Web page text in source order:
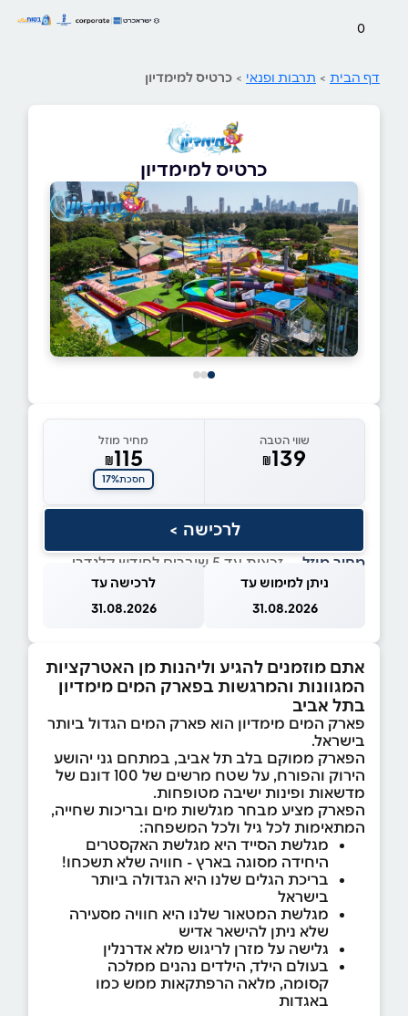
0
דף הבית > תרבות ופנאי > כרטיס למימדיון
כרטיס למימדיון
שווי הטבה
₪139
מחיר מוזל
₪115
חסכת17%
לרכישה >
מחיר מוזל — זכאות עד 5 שוברים לחודש קלנדרי
ניתן למימוש עד
31.08.2026
לרכישה עד
31.08.2026
אתם מוזמנים להגיע וליהנות מן האטרקציות
המגוונות והמרגשות בפארק המים מימדיון
בתל אביב
פארק המים מימדיון הוא פארק המים הגדול ביותר
בישראל.
הפארק ממוקם בלב תל אביב, במתחם גני יהושע
הירוק והפורח, על שטח מרשים של 100 דונם של
מדשאות ופינות ישיבה מטופחות.
הפארק מציע מבחר מגלשות מים ובריכות שחייה,
המתאימות לכל גיל ולכל המשפחה:
מגלשת הסייד היא מגלשת האקסטרים
היחידה מסוגה בארץ - חוויה שלא תשכחו!
בריכת הגלים שלנו היא הגדולה ביותר
בישראל
מגלשת המטאור שלנו היא חוויה מסעירה
שלא ניתן להישאר אדיש
גלישה על מזרן לריגוש מלא אדרנלין
בעולם הילד, הילדים נהנים ממלכה
קסומה, מלאה הרפתקאות ממש כמו
באגדות